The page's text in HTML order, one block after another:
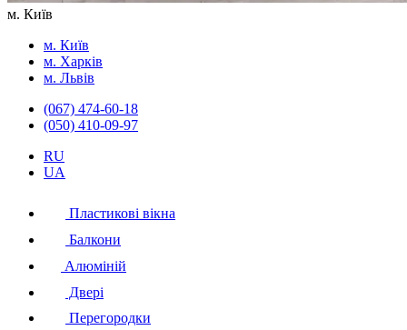
м. Київ
м. Київ
м. Харків
м. Львів
(067) 474-60-18
(050) 410-09-97
RU
UA
Пластикові вікна
Балкони
Алюміній
Двері
Перегородки